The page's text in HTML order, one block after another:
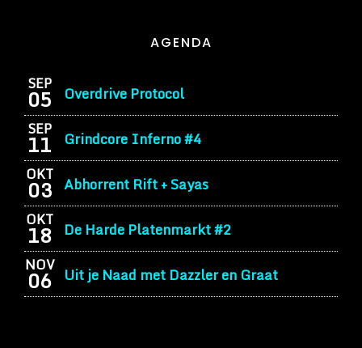
AGENDA
SEP
05 Overdrive Protocol
SEP
11 Grindcore Inferno #4
OKT
03 Abhorrent Rift + Sayas
OKT
18 De Harde Platenmarkt #2
NOV
06 Uit je Naad met Dazzler en Graat